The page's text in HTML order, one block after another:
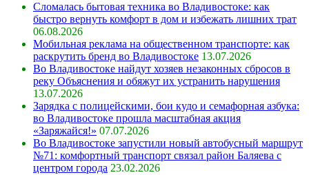
Сломалась бытовая техника во Владивостоке: как
быстро вернуть комфорт в дом и избежать лишних трат
06.08.2026
Мобильная реклама на общественном транспорте: как
раскрутить бренд во Владивостоке 13.07.2026
Во Владивостоке найдут хозяев незаконных сбросов в
реку Объяснения и обяжут их устранить нарушения
13.07.2026
Зарядка с полицейскими, бои кудо и семафорная азбука:
во Владивостоке прошла масштабная акция
«Заряжайся!» 07.07.2026
Во Владивостоке запустили новый автобусный маршрут
№71: комфортный транспорт связал район Баляева с
центром города 23.02.2026